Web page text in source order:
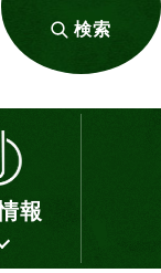
検索
報